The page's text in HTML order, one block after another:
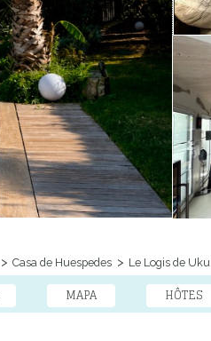
Casa de Huespedes Le Logis de Uku
MAPA HÔTES